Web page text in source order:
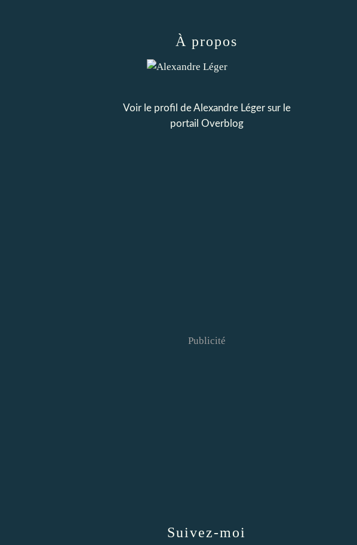
Suivez-moi
À propos
Voir le profil deAlexandre Légersur le
portail Overblog
Publicité